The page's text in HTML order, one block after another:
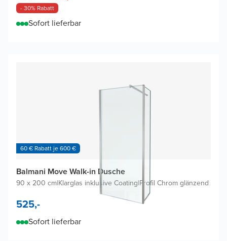
- 30% Rabatt
Sofort lieferbar
60 € Rabatt je 600 €
Balmani Move Walk-in Dusche
90 x 200 cm|Klarglas inklusive Coating|Profil Chrom glänzend
525,-
Sofort lieferbar